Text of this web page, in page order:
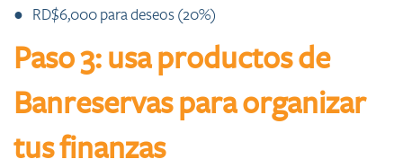
● RD$6,000 para deseos (20%)
Paso 3: usa productos de
Banreservas para organizar
tus finanzas